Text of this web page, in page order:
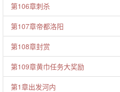
第106章刺杀
第107章帝都洛阳
第108章封赏
第109章黄巾任务大奖励
第1章出发河内